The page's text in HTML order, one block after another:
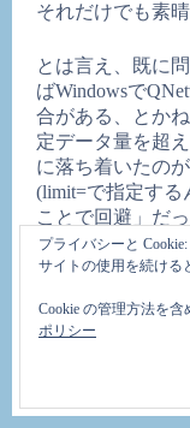
それだけでも素
とは言え、既に
ばWindowsで
合がある、とか
定データ量を超
に落ち着いたの
(limit=で指定する
ことで回避」だ
量の違いかなー
このへんはQtの
てたりするわけ
もあるのかも。
もうひとつはま
い。
プライバシーと
サイトの使用を続ける
Cookie の管理方法を
ポリシー